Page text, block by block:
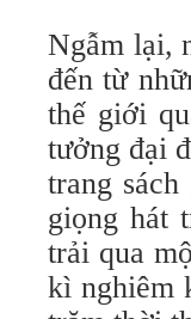
Ngẫm lại,
đến từ
thế giới
tưởng đại
trang
giọng hát
trải qua
kì nghiêm